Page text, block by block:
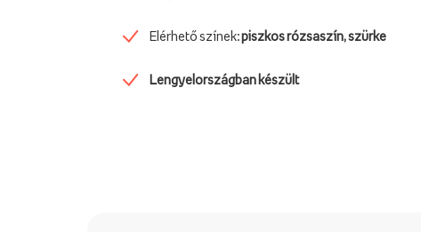
Elérhető színek:piszkos rózsaszín, szürke
Lengyelországban készült